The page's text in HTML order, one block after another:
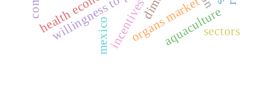
organs market
aquaculturesectors
mexico